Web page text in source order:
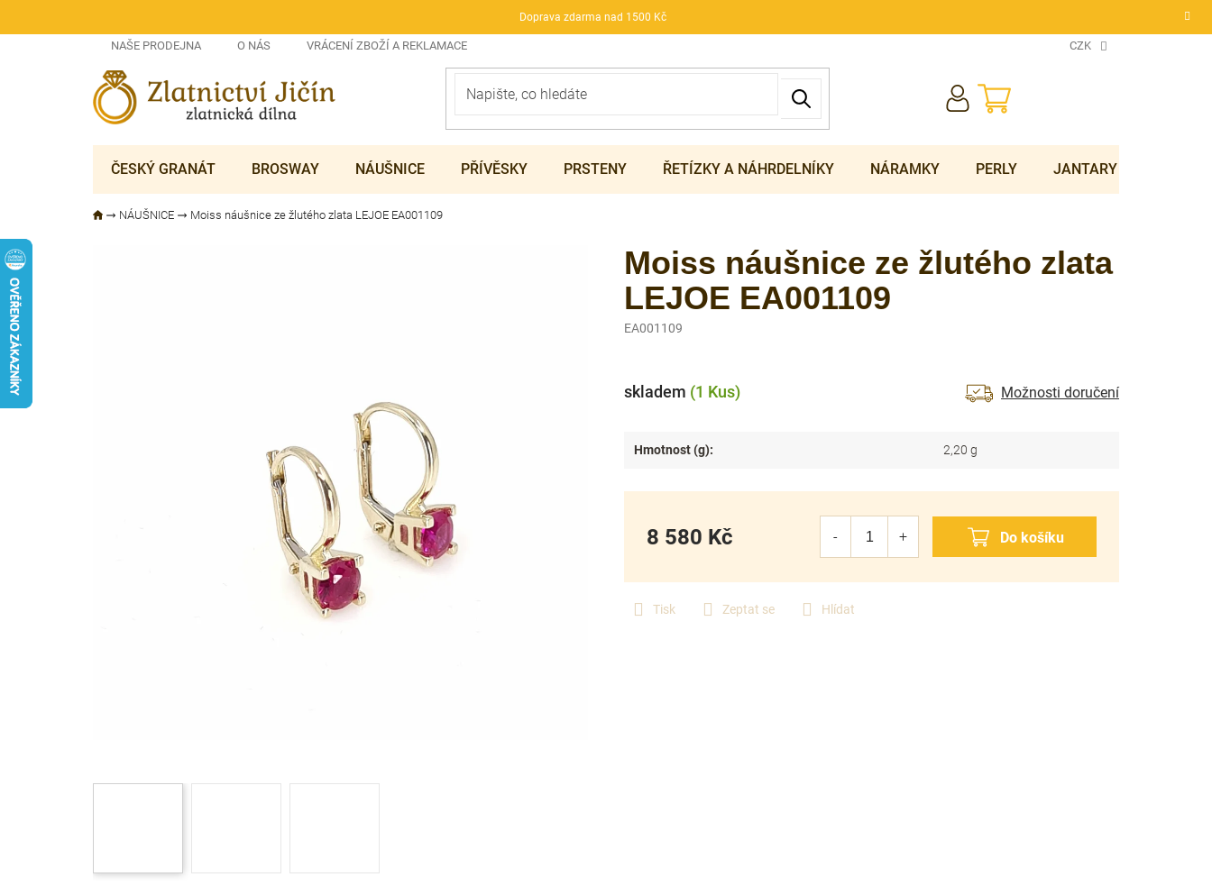
Doprava zdarma nad 1500 Kč
NAŠE PRODEJNA O NÁS VRÁCENÍ ZBOŽÍ A REKLAMACE CZK
NÁKUPNÍ
KOŠÍK
ČESKÝ GRANÁT BROSWAY NÁUŠNICE PŘÍVĚSKY PRSTENY ŘETÍZKY A NÁHRDELNÍKY NÁRAMKY PERLY JANTARY
NÁUŠNICE Moiss náušnice ze žlutého zlata LEJOE EA001109
Tisk Zeptat se Hlídat
Moiss náušnice ze žlutého zlata
LEJOE EA001109
EA001109
skladem (1 Kus) Možnosti doručení
8 580 Kč
Hmotnost (g): 2,20 g